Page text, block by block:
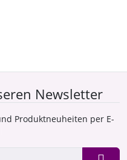
Newsletter
Produktneuheiten per E-